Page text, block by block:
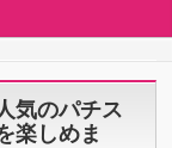
気のパチス
楽しめま